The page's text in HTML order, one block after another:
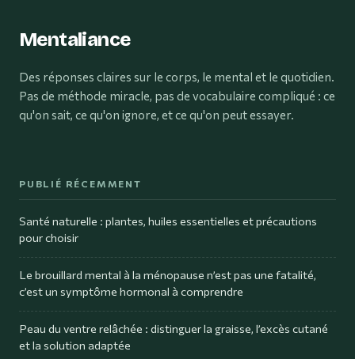
Mentaliance
Des réponses claires sur le corps, le mental et le quotidien.
Pas de méthode miracle, pas de vocabulaire compliqué : ce
qu'on sait, ce qu'on ignore, et ce qu'on peut essayer.
PUBLIÉ RÉCEMMENT
Santé naturelle : plantes, huiles essentielles et précautions
pour choisir
Le brouillard mental à la ménopause n’est pas une fatalité,
c’est un symptôme hormonal à comprendre
Peau du ventre relâchée : distinguer la graisse, l’excès cutané
et la solution adaptée